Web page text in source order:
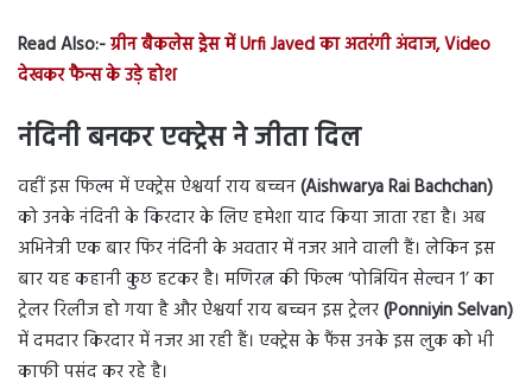
Read Also:-ग्रीन बैकलेस ड्रेस में Urfi Javed का अतरंगी अंदाज, Video
देखकर फैन्स के उड़े होश
नंदिनी बनकर एक्ट्रेस ने जीता दिल
वहीं इस फिल्म में एक्ट्रेस ऐश्वर्या राय बच्चन(Aishwarya Rai Bachchan)
को उनके नंदिनी के किरदार के लिए हमेशा याद किया जाता रहा है। अब
अभिनेत्री एक बार फिर नंदिनी के अवतार में नजर आने वाली हैं। लेकिन इस
बार यह कहानी कुछ हटकर है। मणिरत्न की फिल्म ‘पोन्नियिन सेल्वन 1’ का
ट्रेलर रिलीज हो गया है और ऐश्वर्या राय बच्चन इस ट्रेलर(Ponniyin Selvan)
में दमदार किरदार में नजर आ रही हैं। एक्ट्रेस के फैंस उनके इस लुक को भी
काफी पसंद कर रहे है।